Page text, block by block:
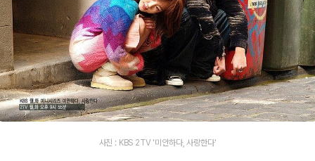
사진 : KBS 2TV '미안하다, 사랑한다'